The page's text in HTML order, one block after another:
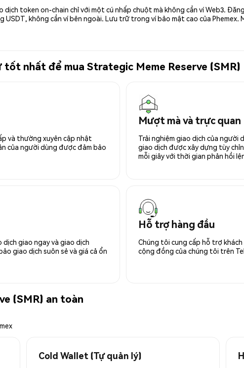
dịch token on-chain chỉ với một cú nhấp chuột mà không cần ví Web3.
USDT, không cần ví bên ngoài. Lưu trữ trong ví bảo mật cao của
nhất để mua Strategic Meme Reserve (SMR)
và thường xuyên cập nhật
của người dùng được đảm bảo
Mượt mà và trực quan
Trải nghiệm giao dịch của người
giao dịch được xây dựng tùy
mỗi giây với thời gian phản hồi
dịch giao ngay và giao dịch
giao dịch suôn sẻ và giá cả ổn
Hỗ trợ hàng đầu
Chúng tôi cung cấp hỗ trợ
cộng đồng của chúng tôi trên
(SMR) an toàn
Cold Wallet (Tự quản lý)